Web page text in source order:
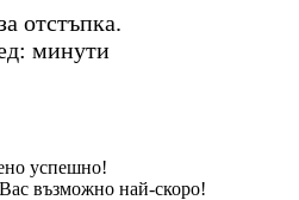
отстъпка.
минути
успешно!
възможно най-скоро!